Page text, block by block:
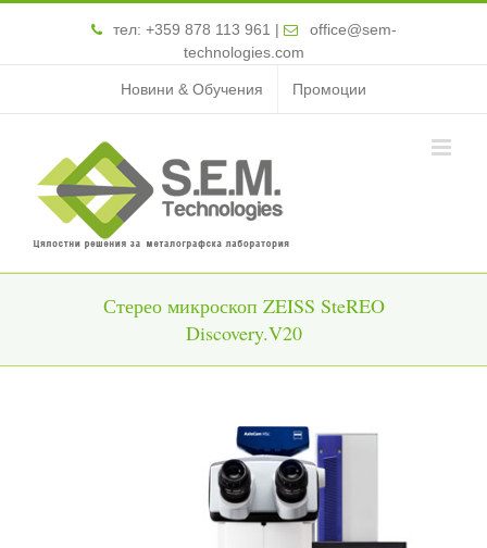
тел: +359 878 113 961 |
office@sem-
technologies.com
Новини & Обучения Промоции
Стерео микроскоп ZEISS SteREO
Discovery.V20